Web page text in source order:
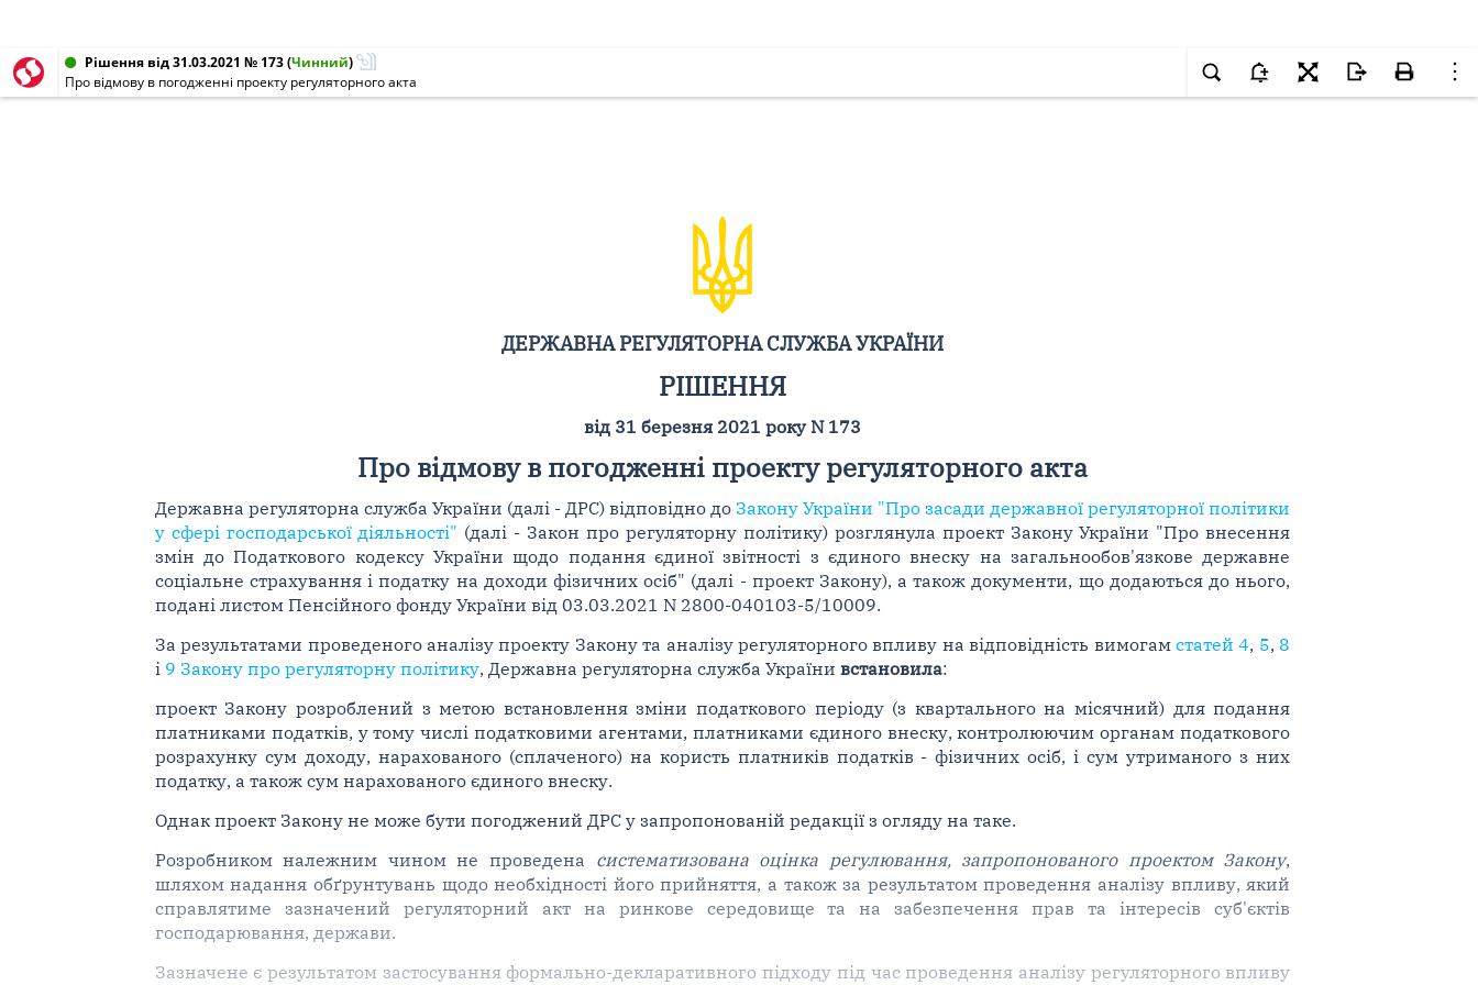
Рішення від 31.03.2021 № 173(Чинний)
Про відмову в погодженні проекту регуляторного акта
ДЕРЖАВНА РЕГУЛЯТОРНА СЛУЖБА УКРАЇНИ
РІШЕННЯ
від 31 березня 2021 року N 173
Про відмову в погодженні проекту регуляторного акта
Державна регуляторна служба України (далі - ДРС) відповідно до Закону України "Про засади державної регуляторної політики
у сфері господарської діяльності" (далі - Закон про регуляторну політику) розглянула проект Закону України "Про внесення
змін до Податкового кодексу України щодо подання єдиної звітності з єдиного внеску на загальнообов'язкове державне
соціальне страхування і податку на доходи фізичних осіб" (далі - проект Закону), а також документи, що додаються до нього,
подані листом Пенсійного фонду України від 03.03.2021 N 2800-040103-5/10009.
За результатами проведеного аналізу проекту Закону та аналізу регуляторного впливу на відповідність вимогамстатей 4, 5, 8
і 9 Закону про регуляторну політику, Державна регуляторна служба України встановила:
проект Закону розроблений з метою встановлення зміни податкового періоду (з квартального на місячний) для подання
платниками податків, у тому числі податковими агентами, платниками єдиного внеску, контролюючим органам податкового
розрахунку сум доходу, нарахованого (сплаченого) на користь платників податків - фізичних осіб, і сум утриманого з них
податку, а також сум нарахованого єдиного внеску.
Однак проект Закону не може бути погоджений ДРС у запропонованій редакції з огляду на таке.
Розробником належним чином не проведена систематизована оцінка регулювання, запропонованого проектом Закону,
шляхом надання обґрунтувань щодо необхідності його прийняття, а також за результатом проведення аналізу впливу, який
справлятиме зазначений регуляторний акт на ринкове середовище та на забезпечення прав та інтересів суб'єктів
господарювання, держави.
Зазначене є результатом застосування формально-декларативного підходу під час проведення аналізу регуляторного впливу